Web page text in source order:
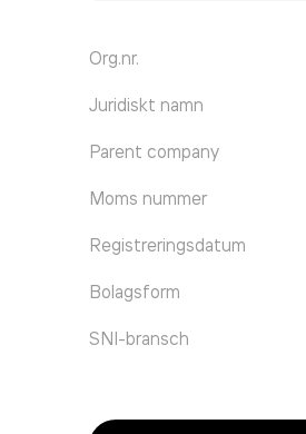
Org.nr.
Juridiskt namn
Parent company
Moms nummer
Registreringsdatum
Bolagsform
SNI-bransch